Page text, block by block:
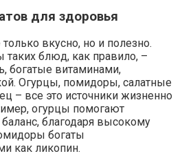
для здоровья
вкусно, но и полезно.
блюд, как правило, –
богатые витаминами,
Огурцы, помидоры, салатные
– все это источники жизненно
огурцы помогают
благодаря высокому
богаты
как ликопин.